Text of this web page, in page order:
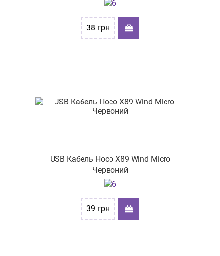
38 грн
USB Кабель Hoco X89 Wind Micro
Червоний
39 грн